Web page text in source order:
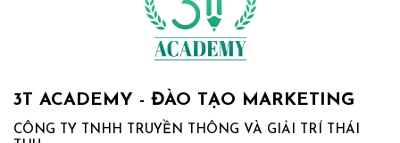
3T ACADEMY - ĐÀO TẠO MARKETING
CÔNG TY TNHH TRUYỀN THÔNG VÀ GIẢI TRÍ THÁI